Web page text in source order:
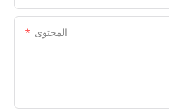
المحتوى